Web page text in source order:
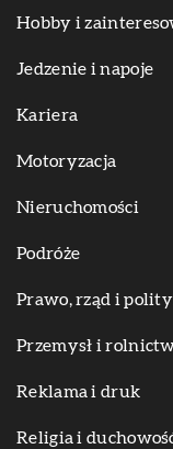
Hobby i
Jedzenie i napoje
Kariera
Motoryzacja
Nieruchomości
Podróże
Prawo, rząd i
Przemysł i
Reklama i druk
Religia i